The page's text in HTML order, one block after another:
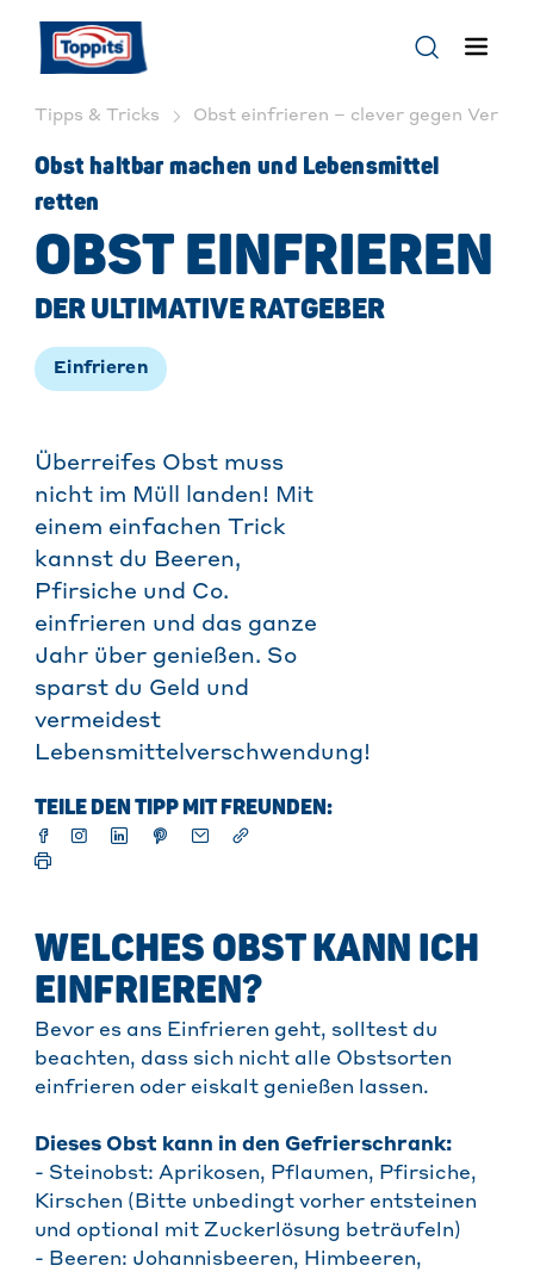
Tipps & Tricks Obst einfrieren – clever gegen
Obst haltbar machen und Lebensmittel
retten
OBST EINFRIEREN
DER ULTIMATIVE RATGEBER
Einfrieren
Überreifes Obst muss
nicht im Müll landen! Mit
einem einfachen Trick
kannst du Beeren,
Pfirsiche und Co.
einfrieren und das ganze
Jahr über genießen. So
sparst du Geld und
vermeidest
Lebensmittelverschwendung!
TEILE DEN TIPP MIT FREUNDEN:
WELCHES OBST KANN ICH
EINFRIEREN?
Bevor es ans Einfrieren geht, solltest du
beachten, dass sich nicht alle Obstsorten
einfrieren oder eiskalt genießen lassen.
Dieses Obst kann in den Gefrierschrank:
- Steinobst: Aprikosen, Pflaumen, Pfirsiche,
Kirschen (Bitte unbedingt vorher entsteinen
und optional mit Zuckerlösung beträufeln)
- Beeren: Johannisbeeren, Himbeeren,